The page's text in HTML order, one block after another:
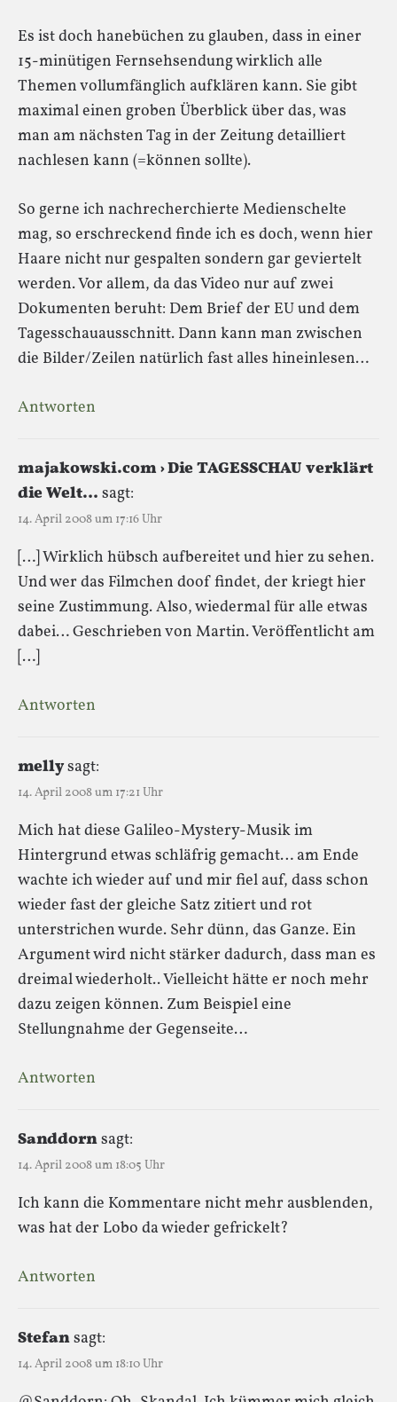
Es ist doch hanebüchen zu glauben, dass in einer
15-minütigen Fernsehsendung wirklich alle
Themen vollumfänglich aufklären kann. Sie gibt
maximal einen groben Überblick über das, was
man am nächsten Tag in der Zeitung detailliert
nachlesen kann (=können sollte).
So gerne ich nachrecherchierte Medienschelte
mag, so erschreckend finde ich es doch, wenn hier
Haare nicht nur gespalten sondern gar geviertelt
werden. Vor allem, da das Video nur auf zwei
Dokumenten beruht: Dem Brief der EU und dem
Tagesschauausschnitt. Dann kann man zwischen
die Bilder/Zeilen natürlich fast alles hineinlesen…
Antworten
majakowski.com › Die TAGESSCHAU verklärt
die Welt… sagt:
14. April 2008 um 17:16 Uhr
[…] Wirklich hübsch aufbereitet und hier zu sehen.
Und wer das Filmchen doof findet, der kriegt hier
seine Zustimmung. Also, wiedermal für alle etwas
dabei… Geschrieben von Martin. Veröffentlicht am
[…]
Antworten
mellysagt:
14. April 2008 um 17:21 Uhr
Mich hat diese Galileo-Mystery-Musik im
Hintergrund etwas schläfrig gemacht… am Ende
wachte ich wieder auf und mir fiel auf, dass schon
wieder fast der gleiche Satz zitiert und rot
unterstrichen wurde. Sehr dünn, das Ganze. Ein
Argument wird nicht stärker dadurch, dass man es
dreimal wiederholt.. Vielleicht hätte er noch mehr
dazu zeigen können. Zum Beispiel eine
Stellungnahme der Gegenseite…
Antworten
Sanddornsagt:
14. April 2008 um 18:05 Uhr
Ich kann die Kommentare nicht mehr ausblenden,
was hat der Lobo da wieder gefrickelt?
Antworten
Stefansagt:
14. April 2008 um 18:10 Uhr